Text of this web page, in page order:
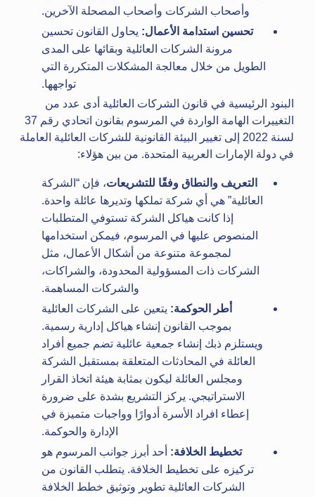
وأصحاب الشركات وأصحاب المصحلة الآخرين.
تحسين استدامة الأعمال: يحاول القانون تحسين
مرونة الشركات العائلية وبقائها على المدى
الطويل من خلال معالجة المشكلات المتكررة التي
تواجهها.
البنود الرئيسية في قانون الشركات العائلية أدى عدد من
التغييرات الهامة الواردة في المرسوم بقانون اتحادي رقم 37
لسنة 2022 إلى تغيير البيئة القانونية للشركات العائلية العاملة
في دولة الإمارات العربية المتحدة. من بين هؤلاء:
التعريف والنطاق وفقًا للتشريعات، فإن “الشركة
العائلية” هي أي شركة تملكها وتديرها عائلة واحدة.
إذا كانت هياكل الشركة تستوفي المتطلبات
المنصوص عليها في المرسوم، فيمكن استخدامها
لمجموعة متنوعة من أشكال الأعمال، مثل
الشركات ذات المسؤولية المحدودة، والشراكات،
والشركات المساهمة.
أطر الحوكمة: يتعين على الشركات العائلية
بموجب القانون إنشاء هياكل إدارية رسمية.
ويستلزم ذبك إنشاء جمعية عائلية تضم جميع أفراد
العائلة في المحادثات المتعلقة بمستقبل الشركة
ومجلس العائلة ليكون بمثابة هيئة اتخاذ القرار
الاستراتيجي. يركز التشريع بشدة على ضرورة
إعطاء افراد الأسرة أدوارًا وواجبات متميزة في
الإدارة والحوكمة.
تخطيط الخلافة: أحد أبرز جوانب المرسوم هو
تركيزه على تخطيط الخلافة. يتطلب القانون من
الشركات العائلية تطوير وتوثيق خطط الخلافة